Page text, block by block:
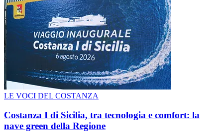
LE VOCI DEL COSTANZA
Costanza I di Sicilia, tra tecnologia e comfort: la
nave green della Regione